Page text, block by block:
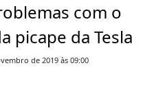
com o
picape da Tesla
de 2019 às 09:00